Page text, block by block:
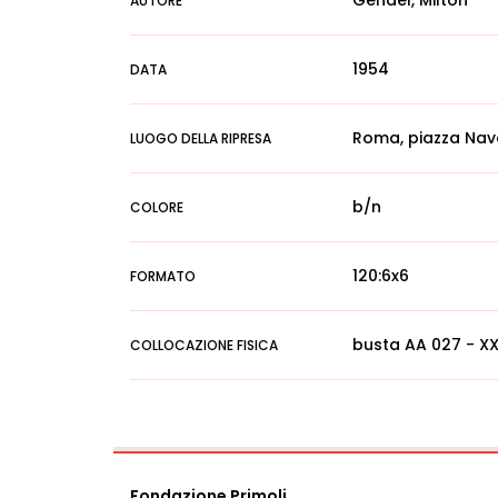
DATA 1954
LUOGO DELLA RIPRESA Roma, piazza
COLORE b/n
FORMATO 120:6x6
COLLOCAZIONE FISICA busta AA 027 -